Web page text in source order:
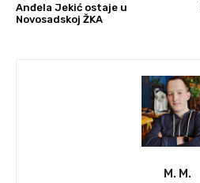
Anđela Jekić ostaje u
Novosadskoj ŽKA
M. M.